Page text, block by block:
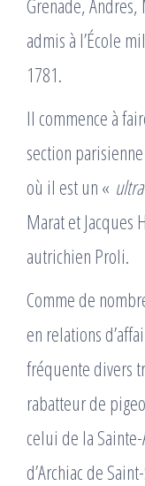
Grenade,
admis à l’École
1781.
Il commence à
section
où il est un « ultra
Marat et Jacques
autrichien Proli.
Comme de
en relations
fréquente divers
rabatteur de
celui de la
d’Archiac de